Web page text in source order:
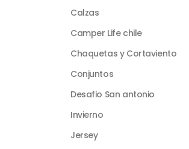
Calzas
Camper Life chile
Chaquetas y Cortaviento
Conjuntos
Desafio San antonio
Invierno
Jersey